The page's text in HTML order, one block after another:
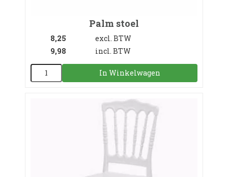
Palm stoel
8,25
excl. BTW
9,98
incl. BTW
In Winkelwagen